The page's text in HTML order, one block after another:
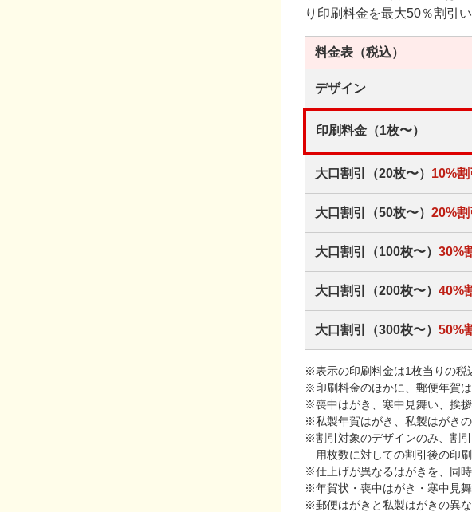
り印刷料金を最大50％割引い
料金表 （税込）
デザイン
印刷料金（1枚〜）
大口割引（20枚〜） 10%割
大口割引（50枚〜） 20%割
大口割引（100枚〜） 30%
大口割引（200枚〜） 40%
大口割引（300枚〜） 50%
※表示の印刷料金は1枚当りの税
※印刷料金のほかに、郵便年賀
※喪中はがき、寒中見舞い、挨
※私製年賀はがき、私製はがき
※割引対象のデザインのみ、割
用枚数に対しての割引後の印
※仕上げが異なるはがきを、同
※年賀状・喪中はがき・寒中見
※郵便はがきと私製はがきの異